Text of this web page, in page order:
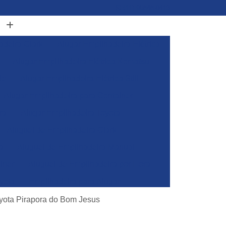
Empilhadeira Toyota para Alugar
Pirapora do Bom Jesus